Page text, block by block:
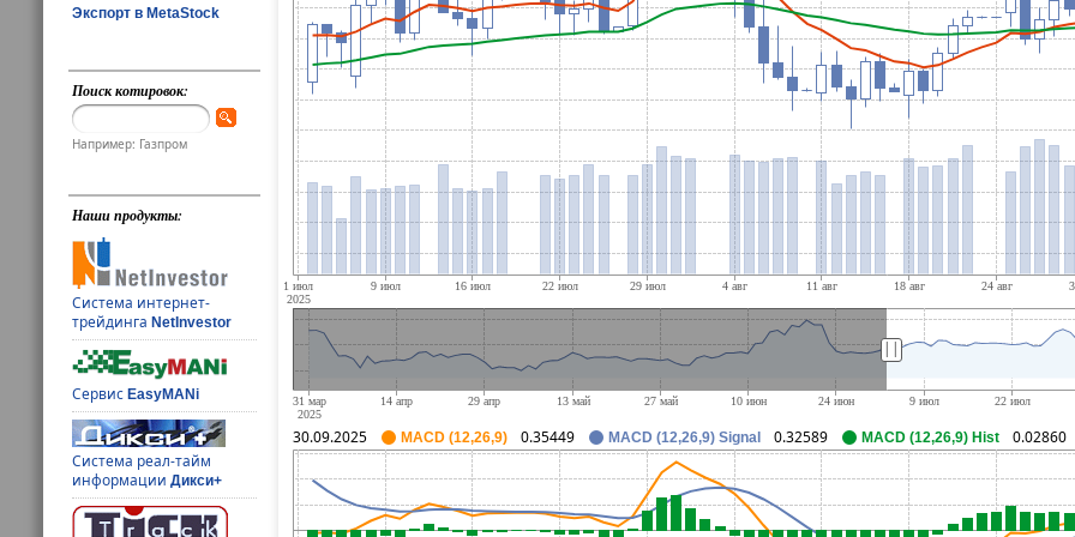
Экспорт в MetaStock
Поиск котировок:
Например: Газпром
Наши продукты:
Система интернет-
трейдингаNetInvestor
СервисEasyMANi
Система реал-тайм
информацииДикси+
||
30.09.2025 MACD (12,26,9) 0.35449 MACD (12,26,9) Signal 0.32589 MACD (12,26,9) Hist 0.02860